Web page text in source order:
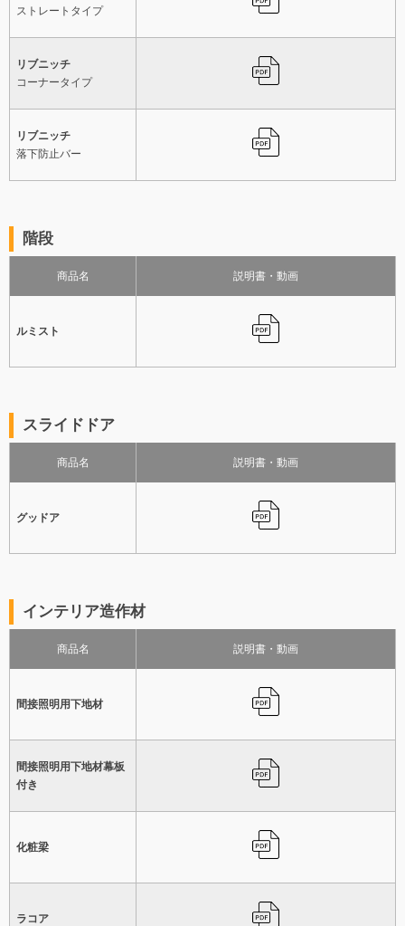
ストレートタイプ
リブニッチ
コーナータイプ
リブニッチ
落下防止バー
階段
商品名 説明書・動画
ルミスト
スライドドア
商品名 説明書・動画
グッドア
インテリア造作材
商品名 説明書・動画
間接照明用下地材
間接照明用下地材幕板
付き
化粧梁
ラコア